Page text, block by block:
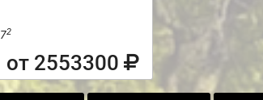
2
от 2553300